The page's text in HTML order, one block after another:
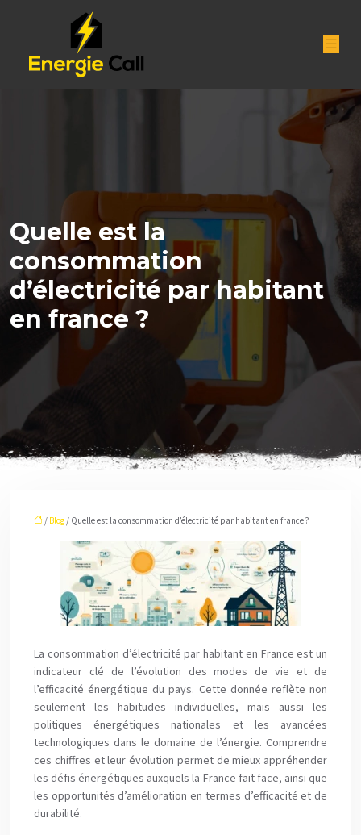
Quelle est la
consommation
d’électricité par habitant
en france ?
/ Blog/ Quelle est la consommation d’électricité par habitant en france ?
La consommation d’électricité par habitant en France est un
indicateur clé de l’évolution des modes de vie et de
l’efficacité énergétique du pays. Cette donnée reflète non
seulement les habitudes individuelles, mais aussi les
politiques énergétiques nationales et les avancées
technologiques dans le domaine de l’énergie. Comprendre
ces chiffres et leur évolution permet de mieux appréhender
les défis énergétiques auxquels la France fait face, ainsi que
les opportunités d’amélioration en termes d’efficacité et de
durabilité.